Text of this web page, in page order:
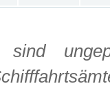
sind